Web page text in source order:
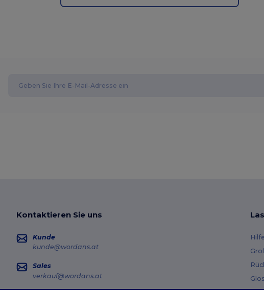
Kontaktieren Sie uns
Kunde
kunde@wordans.at
Sales
verkauf@wordans.at